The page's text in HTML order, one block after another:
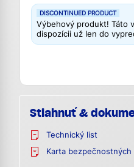
DISCONTINUED PRODUCT
Výbehový produkt! Táto
dispozícii už len do
Stiahnuť &
Technický list
Karta bezpečnostných